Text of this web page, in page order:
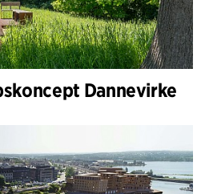
Dannevirke